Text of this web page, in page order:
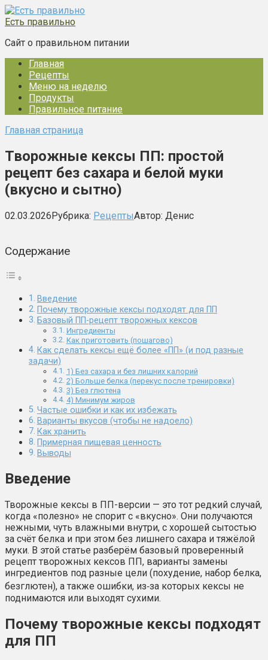
Перейти
к
Есть правильно
Сайт о правильном питании
Главная
Рецепты
Меню на неделю
Продукты
Правильное питание
Главная страница
Творожные кексы ПП: простой
рецепт без сахара и белой муки
(вкусно и сытно)
02.03.2026Рубрика: РецептыАвтор: Денис
Содержание
Введение
Почему творожные кексы подходят для ПП
Базовый ПП-рецепт творожных кексов
Ингредиенты
Как приготовить (пошагово)
Как сделать кексы ещё более «ПП» (и под разные
задачи)
1) Без сахара и без лишних калорий
2) Больше белка (перекус после тренировки)
3) Без глютена
4) Минимум жиров
Частые ошибки и как их избежать
Варианты вкусов (чтобы не надоело)
Как хранить
Примерная пищевая ценность
Выводы
Введение
Творожные кексы в ПП-версии — это тот редкий случай,
когда «полезно» не спорит с «вкусно». Они получаются
нежными, чуть влажными внутри, с хорошей сытостью
за счёт белка и при этом без лишнего сахара и тяжёлой
муки. В этой статье разберём базовый проверенный
рецепт творожных кексов ПП, варианты замены
ингредиентов под разные цели (похудение, набор белка,
безглютен), а также ошибки, из‑за которых кексы не
поднимаются или выходят сухими.
Почему творожные кексы подходят
для ПП